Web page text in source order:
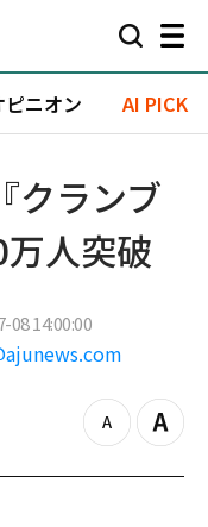
ピニオン AI PICK
クランブ
人突破
08 14:00:00
z
o
Z
o